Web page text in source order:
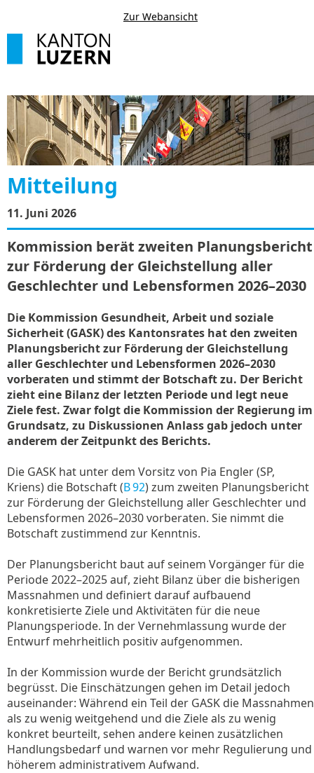
Zur Webansicht
Mitteilung
11. Juni 2026
Kommission berät zweiten Planungsbericht
zur Förderung der Gleichstellung aller
Geschlechter und Lebensformen 2026–2030
Die Kommission Gesundheit, Arbeit und soziale
Sicherheit (GASK) des Kantonsrates hat den zweiten
Planungsbericht zur Förderung der Gleichstellung
aller Geschlechter und Lebensformen 2026–2030
vorberaten und stimmt der Botschaft zu. Der Bericht
zieht eine Bilanz der letzten Periode und legt neue
Ziele fest. Zwar folgt die Kommission der Regierung im
Grundsatz, zu Diskussionen Anlass gab jedoch unter
anderem der Zeitpunkt des Berichts.
Die GASK hat unter dem Vorsitz von Pia Engler (SP,
Kriens) die Botschaft (B 92) zum zweiten Planungsbericht
zur Förderung der Gleichstellung aller Geschlechter und
Lebensformen 2026–2030 vorberaten. Sie nimmt die
Botschaft zustimmend zur Kenntnis.
Der Planungsbericht baut auf seinem Vorgänger für die
Periode 2022–2025 auf, zieht Bilanz über die bisherigen
Massnahmen und definiert darauf aufbauend
konkretisierte Ziele und Aktivitäten für die neue
Planungsperiode. In der Vernehmlassung wurde der
Entwurf mehrheitlich positiv aufgenommen.
In der Kommission wurde der Bericht grundsätzlich
begrüsst. Die Einschätzungen gehen im Detail jedoch
auseinander: Während ein Teil der GASK die Massnahmen
als zu wenig weitgehend und die Ziele als zu wenig
konkret beurteilt, sehen andere keinen zusätzlichen
Handlungsbedarf und warnen vor mehr Regulierung und
höherem administrativem Aufwand.